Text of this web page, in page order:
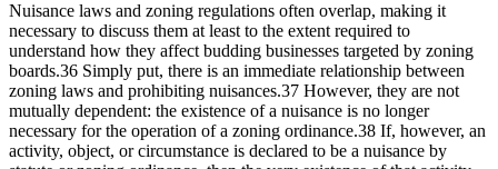
Nuisance laws and zoning regulations often overlap, making it
necessary to discuss them at least to the extent required to
understand how they affect budding businesses targeted by zoning
boards.36 Simply put, there is an immediate relationship between
zoning laws and prohibiting nuisances.37 However, they are not
mutually dependent: the existence of a nuisance is no longer
necessary for the operation of a zoning ordinance.38 If, however, an
activity, object, or circumstance is declared to be a nuisance by